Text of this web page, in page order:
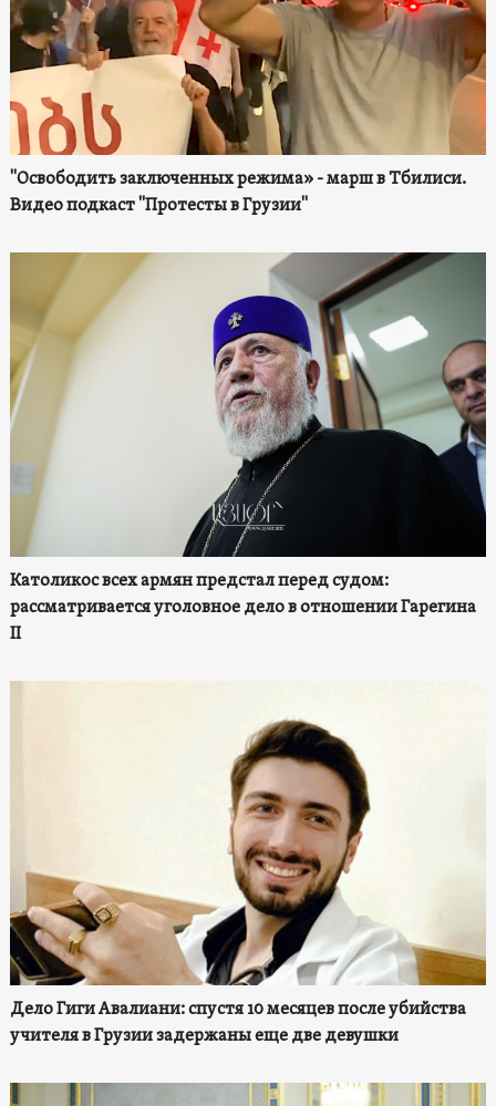
"Освободить заключенных режима» - марш в Тбилиси.
Видео подкаст "Протесты в Грузии"
Католикос всех армян предстал перед судом:
рассматривается уголовное дело в отношении Гарегина
II
Дело Гиги Авалиани: спустя 10 месяцев после убийства
учителя в Грузии задержаны еще две девушки